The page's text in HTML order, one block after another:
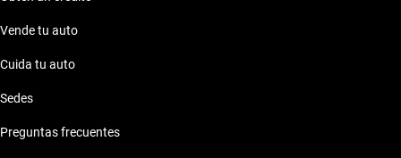
Vende tu auto
Cuida tu auto
Sedes
Preguntas frecuentes